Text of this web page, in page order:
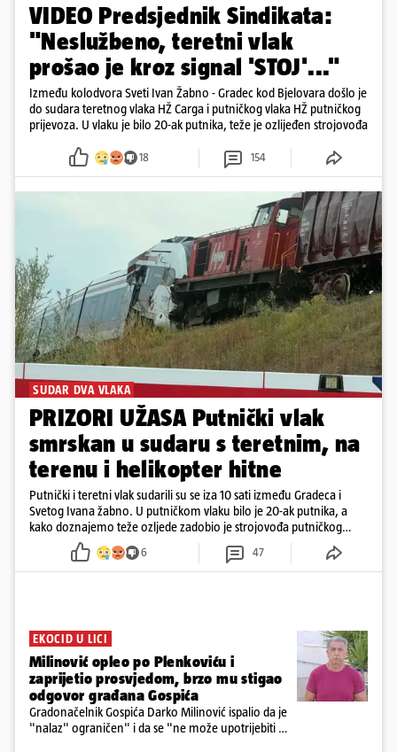
VIDEO Predsjednik Sindikata:
"Neslužbeno, teretni vlak
prošao je kroz signal 'STOJ'..."
Između kolodvora Sveti Ivan Žabno - Gradec kod Bjelovara došlo je
do sudara teretnog vlaka HŽ Carga i putničkog vlaka HŽ putničkog
prijevoza. U vlaku je bilo 20-ak putnika, teže je ozlijeđen strojovođa
18 154
SUDAR DVA VLAKA
PRIZORI UŽASA Putnički vlak
smrskan u sudaru s teretnim, na
terenu i helikopter hitne
Putnički i teretni vlak sudarili su se iza 10 sati između Gradeca i
Svetog Ivana žabno. U putničkom vlaku bilo je 20-ak putnika, a
kako doznajemo teže ozljede zadobio je strojovođa putničkog
vlaka. Zatvoren je promet, a fotoreporteri Prigorskog objavili su
prve snimke s mjesta sudara
6 47
EKOCID U LICI
Milinović opleo po Plenkoviću i
zaprijetio prosvjedom, brzo mu stigao
odgovor građana Gospića
Gradonačelnik Gospića Darko Milinović ispalio da je
"nalaz" ograničen" i da se "ne može upotrijebiti za